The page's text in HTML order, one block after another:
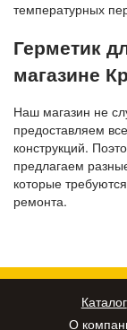
температурных
Герметик
магазине
Наш магазин не
предоставляем
конструкций.
предлагаем
которые
ремонта.
Каталог
О